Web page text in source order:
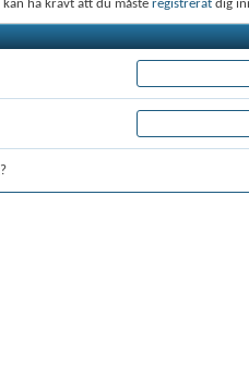
ha krävt att du måste registrerat dig